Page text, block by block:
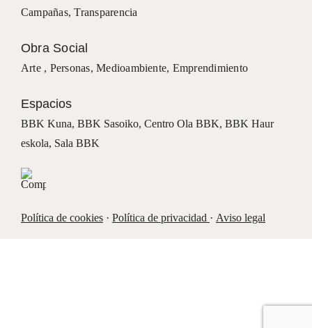
Campañas, Transparencia
Obra Social
Arte , Personas,Medioambiente, Emprendimiento
Espacios
BBK Kuna, BBK Sasoiko, Centro Ola BBK, BBK Haur
eskola, Sala BBK
Política de cookies· Política de privacidad · Aviso legal